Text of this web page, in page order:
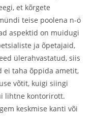
et kõrgete
teise poolena n-ö
aspektid on muidugi
ja õpetajaid,
ülerahvastatud, siis
ei taha õppida ametit,
võtit, kuigi siingi
lihtne kontorirott.
keskmise kanti või